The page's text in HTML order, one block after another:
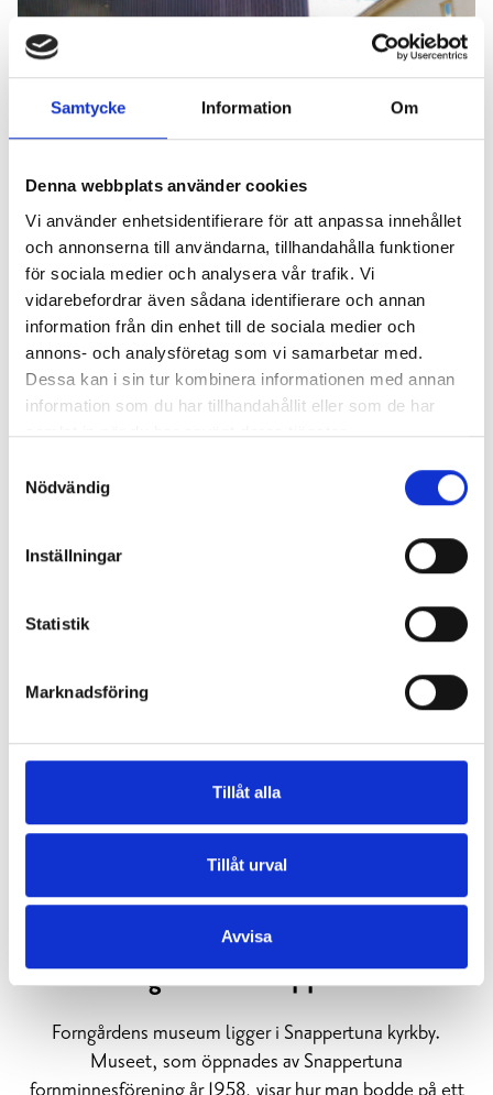
Samtycke Information Om
Denna webbplats använder cookies
Vi använder enhetsidentifierare för att anpassa innehållet
och annonserna till användarna, tillhandahålla funktioner
för sociala medier och analysera vår trafik. Vi
vidarebefordrar även sådana identifierare och annan
information från din enhet till de sociala medier och
annons- och analysföretag som vi samarbetar med.
Dessa kan i sin tur kombinera informationen med annan
information som du har tillhandahållit eller som de har
samlat in när du har använt deras tjänster.
Nödvändig
Inställningar
Statistik
Marknadsföring
Tillåt alla
Tillåt urval
Avvisa
Chappe
Chappe – konstens hus vid havet har uppkallats efter sina
mecenater Albert de la Chapelle och Clara Bloomfield
de la Chapelle.
Läs mera
Forngården i Snappertuna
Forngårdens museum ligger i Snappertuna kyrkby.
Museet, som öppnades av Snappertuna